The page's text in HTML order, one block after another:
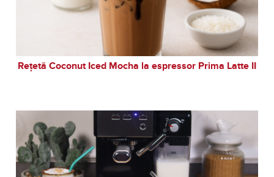
Rețetă Coconut Iced Mocha la espressor Prima Latte II